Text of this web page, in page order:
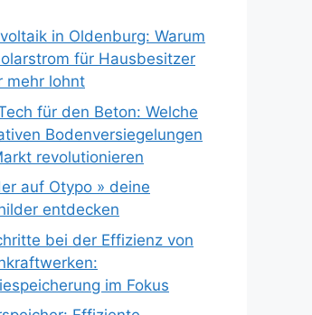
in Oldenburg: Warum
für Hausbesitzer
mehr lohnt
für den Beton: Welche
Bodenversiegelungen
revolutionieren
auf Otypo » deine
entdecken
bei der Effizienz von
im Fokus